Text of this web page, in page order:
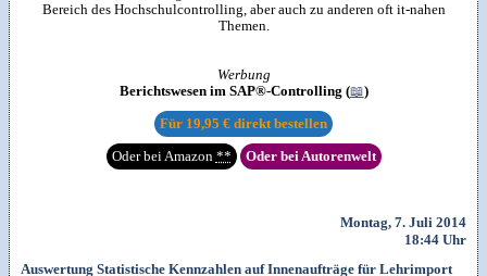
Office (90)
Webempfehlungen
Autorenleben
Weitere Projekte
Datenschutzerklärung
Bereich des Hochschulcontrolling, aber auch zu anderen oft it-nahen
Themen.
Werbung
Berichtswesen im SAP®-Controlling (📖)
Für 19,95 € direkt bestellen
Oder bei Amazon ** Oder bei Autorenwelt
Montag, 7. Juli 2014
18:44 Uhr
Auswertung Statistische Kennzahlen auf Innenaufträge für Lehrimport